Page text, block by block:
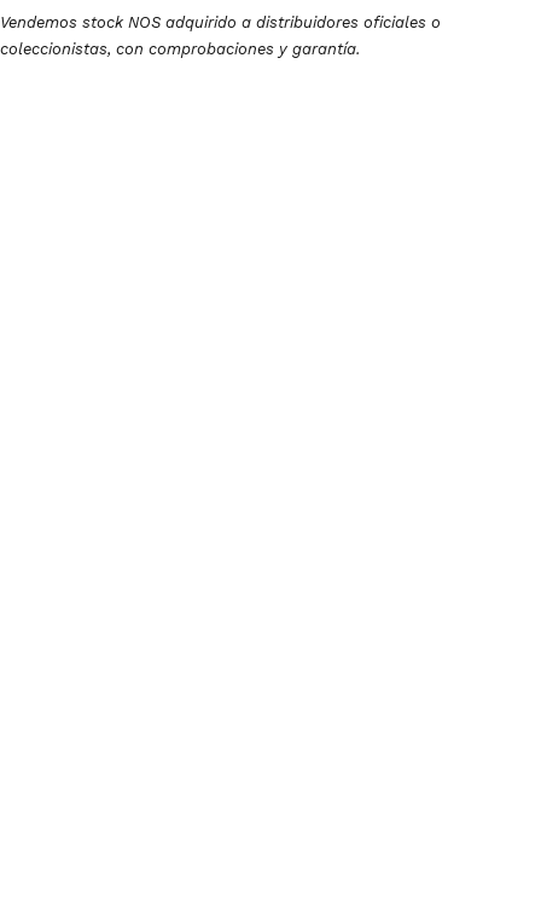
Vendemos stock NOS adquirido a distribuidores oficiales o
coleccionistas, con comprobaciones y garantía.